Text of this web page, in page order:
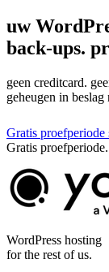
uw
back-ups.
geen creditcard.
geheugen in beslag
Gratis proefperiode
Gratis
WordPress hosting
for the rest of us.